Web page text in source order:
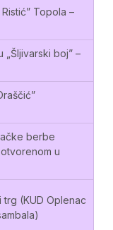
Topola –
boj” –
berbe
u
(KUD Oplenac